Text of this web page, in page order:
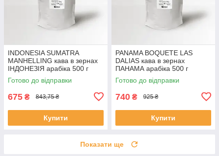
INDONESIA SUMATRA
MANHELLING кава в зернах
ІНДОНЕЗІЯ арабіка 500 г
Свіжообсмажена кава
Моносорт
Готово до відправки
675 ₴ 843,75 ₴
Купити
PANAMA BOQUETE LAS
DALIAS кава в зернах
ПАНАМА арабіка 500 г
Свіжообсмажена кава
Моносорт
Готово до відправки
740 ₴ 925 ₴
Купити
Показати ще